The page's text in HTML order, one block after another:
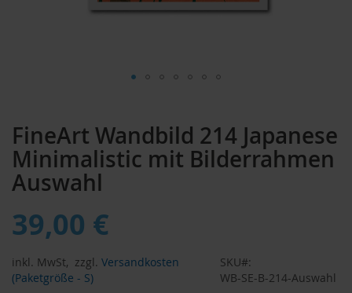
FineArt Wandbild 214 Japanese
Minimalistic mit Bilderrahmen
Auswahl
39,00 €
inkl. MwSt, zzgl. Versandkosten
(Paketgröße - S)
SKU
WB-SE-B-214-Auswahl
der
Bildergalerie
springen